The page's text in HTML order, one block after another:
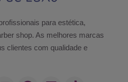
para estética,
shop. As melhores marcas
clientes com qualidade e